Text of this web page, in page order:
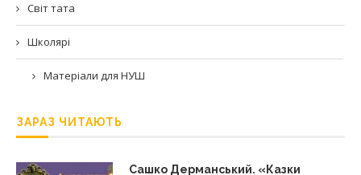
Світ тата
Школярі
Матеріали для НУШ
ЗАРАЗ ЧИТАЮТЬ
Сашко Дерманський. «Казки